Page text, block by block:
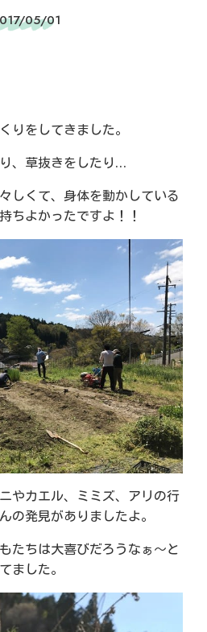
05/01
りをしてきました。
、草抜きをしたり…
しくて、身体を動かしている
ちよかったですよ！！
やカエル、ミミズ、アリの行
の発見がありましたよ。
たちは大喜びだろうなぁ～と
ました。